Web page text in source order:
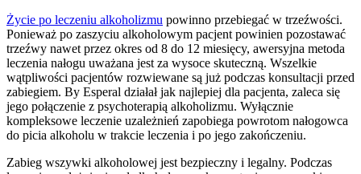
Życie po leczeniu alkoholizmu powinno przebiegać w trzeźwości.
Ponieważ po zaszyciu alkoholowym pacjent powinien pozostawać
trzeźwy nawet przez okres od 8 do 12 miesięcy, awersyjna metoda
leczenia nałogu uważana jest za wysoce skuteczną. Wszelkie
wątpliwości pacjentów rozwiewane są już podczas konsultacji przed
zabiegiem. By Esperal działał jak najlepiej dla pacjenta, zaleca się
jego połączenie z psychoterapią alkoholizmu. Wyłącznie
kompleksowe leczenie uzależnień zapobiega powrotom nałogowca
do picia alkoholu w trakcie leczenia i po jego zakończeniu.
Zabieg wszywki alkoholowej jest bezpieczny i legalny. Podczas